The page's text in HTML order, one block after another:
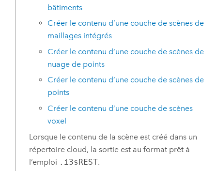
bâtiments
Créer le contenu d’une couche de scènes de
maillages intégrés
Créer le contenu d’une couche de scènes de
nuage de points
Créer le contenu d’une couche de scènes de
points
Créer le contenu d’une couche de scènes
voxel
Lorsque le contenu de la scène est créé dans un
répertoire cloud, la sortie est au format prêt à
l’emploi .i3sREST.